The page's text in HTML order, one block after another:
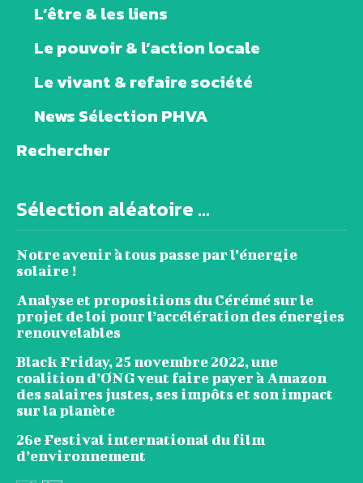
L’être & les liens
Le pouvoir & l’action locale
Le vivant & refaire société
News Sélection PHVA
Rechercher
Sélection aléatoire ...
Notre avenir à tous passe par l’énergie
solaire !
Analyse et propositions du Cérémé sur le
projet de loi pour l’accélération des énergies
renouvelables
Black Friday, 25 novembre 2022, une
coalition d’ONG veut faire payer à Amazon
des salaires justes, ses impôts et son impact
sur la planète
26e Festival international du film
d’environnement